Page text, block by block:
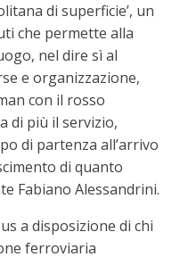
di superficie’, un
che permette alla
nel dire sì al
e organizzazione,
con il rosso
di più il servizio,
di partenza all’arrivo
di quanto
Fabiano Alessandrini.
a disposizione di chi
ferroviaria